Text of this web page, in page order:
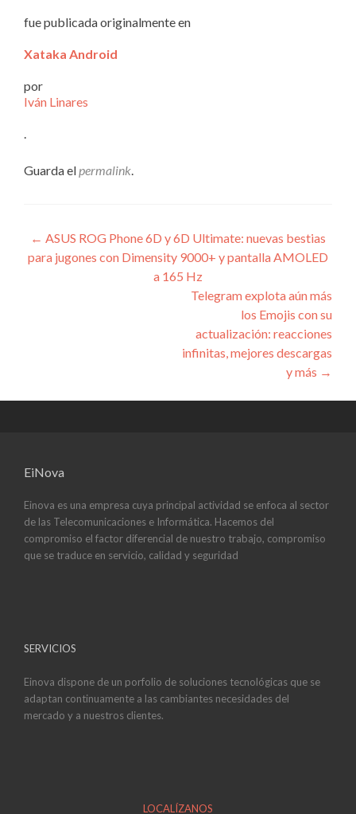
fue publicada originalmente en
Xataka Android
por
Iván Linares
Guarda el permalink
Navegación
de
← ASUS ROG Phone 6D y 6D Ultimate: nuevas bestias
para jugones con Dimensity 9000+ y pantalla AMOLED
a 165 Hz
Telegram explota aún más
los Emojis con su
actualización: reacciones
infinitas, mejores descargas
y más →
EiNova
Einova es una empresa cuya principal actividad se enfoca al sector
de las Telecomunicaciones e Informática. Hacemos del
compromiso el factor diferencial de nuestro trabajo, compromiso
que se traduce en servicio, calidad y seguridad
SERVICIOS
Einova dispone de un porfolio de soluciones tecnológicas que se
adaptan continuamente a las cambiantes necesidades del
mercado y a nuestros clientes.
LOCALÍZANOS